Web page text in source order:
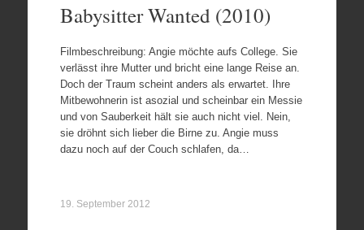
Babysitter Wanted (2010)
Filmbeschreibung: Angie möchte aufs College. Sie
verlässt ihre Mutter und bricht eine lange Reise an.
Doch der Traum scheint anders als erwartet. Ihre
Mitbewohnerin ist asozial und scheinbar ein Messie
und von Sauberkeit hält sie auch nicht viel. Nein,
sie dröhnt sich lieber die Birne zu. Angie muss
dazu noch auf der Couch schlafen, da…
19. September 2012